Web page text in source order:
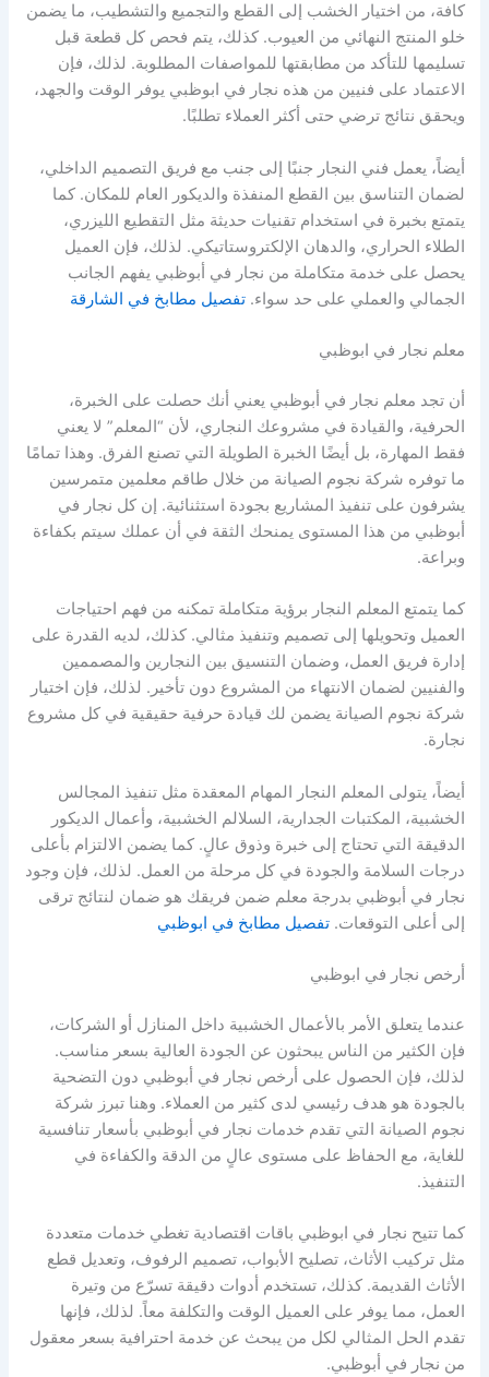
كافة، من اختيار الخشب إلى القطع والتجميع والتشطيب، ما يضمن
خلو المنتج النهائي من العيوب. كذلك، يتم فحص كل قطعة قبل
تسليمها للتأكد من مطابقتها للمواصفات المطلوبة. لذلك، فإن
الاعتماد على فنيين من هذه نجار في ابوظبي يوفر الوقت والجهد،
ويحقق نتائج ترضي حتى أكثر العملاء تطلبًا.
أيضاً، يعمل فني النجار جنبًا إلى جنب مع فريق التصميم الداخلي،
لضمان التناسق بين القطع المنفذة والديكور العام للمكان. كما
يتمتع بخبرة في استخدام تقنيات حديثة مثل التقطيع الليزري،
الطلاء الحراري، والدهان الإلكتروستاتيكي. لذلك، فإن العميل
يحصل على خدمة متكاملة من نجار في أبوظبي يفهم الجانب
الجمالي والعملي على حد سواء.تفصيل مطابخ في الشارقة
معلم نجار في ابوظبي
أن تجد معلم نجار في أبوظبي يعني أنك حصلت على الخبرة،
الحرفية، والقيادة في مشروعك النجاري، لأن “المعلم” لا يعني
فقط المهارة، بل أيضًا الخبرة الطويلة التي تصنع الفرق. وهذا تمامًا
ما توفره شركة نجوم الصيانة من خلال طاقم معلمين متمرسين
يشرفون على تنفيذ المشاريع بجودة استثنائية. إن كل نجار في
أبوظبي من هذا المستوى يمنحك الثقة في أن عملك سيتم بكفاءة
وبراعة.
كما يتمتع المعلم النجار برؤية متكاملة تمكنه من فهم احتياجات
العميل وتحويلها إلى تصميم وتنفيذ مثالي. كذلك، لديه القدرة على
إدارة فريق العمل، وضمان التنسيق بين النجارين والمصممين
والفنيين لضمان الانتهاء من المشروع دون تأخير. لذلك، فإن اختيار
شركة نجوم الصيانة يضمن لك قيادة حرفية حقيقية في كل مشروع
نجارة.
أيضاً، يتولى المعلم النجار المهام المعقدة مثل تنفيذ المجالس
الخشبية، المكتبات الجدارية، السلالم الخشبية، وأعمال الديكور
الدقيقة التي تحتاج إلى خبرة وذوق عالٍ. كما يضمن الالتزام بأعلى
درجات السلامة والجودة في كل مرحلة من العمل. لذلك، فإن وجود
نجار في أبوظبي بدرجة معلم ضمن فريقك هو ضمان لنتائج ترقى
إلى أعلى التوقعات.تفصيل مطابخ في ابوظبي
أرخص نجار في ابوظبي
عندما يتعلق الأمر بالأعمال الخشبية داخل المنازل أو الشركات،
فإن الكثير من الناس يبحثون عن الجودة العالية بسعر مناسب.
لذلك، فإن الحصول على أرخص نجار في أبوظبي دون التضحية
بالجودة هو هدف رئيسي لدى كثير من العملاء. وهنا تبرز شركة
نجوم الصيانة التي تقدم خدمات نجار في أبوظبي بأسعار تنافسية
للغاية، مع الحفاظ على مستوى عالٍ من الدقة والكفاءة في
التنفيذ.
كما تتيح نجار في ابوظبي باقات اقتصادية تغطي خدمات متعددة
مثل تركيب الأثاث، تصليح الأبواب، تصميم الرفوف، وتعديل قطع
الأثاث القديمة. كذلك، تستخدم أدوات دقيقة تسرّع من وتيرة
العمل، مما يوفر على العميل الوقت والتكلفة معاً. لذلك، فإنها
تقدم الحل المثالي لكل من يبحث عن خدمة احترافية بسعر معقول
من نجار في أبوظبي.